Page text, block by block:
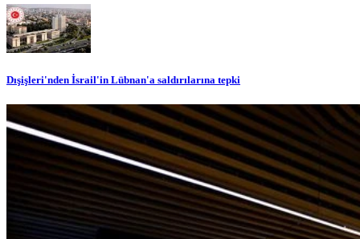
Dışişleri'nden İsrail'in Lübnan'a saldırılarına tepki